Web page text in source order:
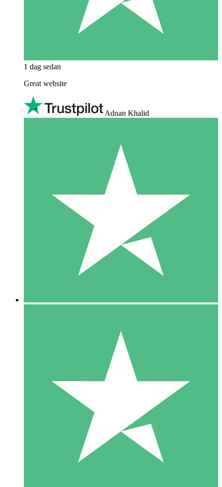
1 dag sedan
Great website
Adnan Khalid